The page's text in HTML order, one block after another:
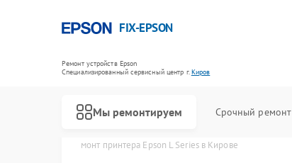
FIX-EPSON
Ремонт устройств Epson
Специализированный cервисный центр г.Киров
Мы ремонтируем Срочный ремонт
Ремонт принтера Epson L Series в Кирове